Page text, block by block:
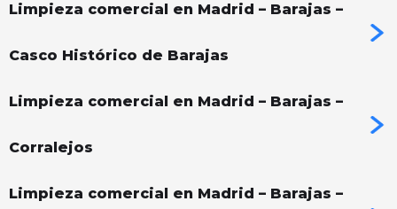
Limpieza comercial en Madrid – Barajas –
Casco Histórico de Barajas
Limpieza comercial en Madrid – Barajas –
Corralejos
Limpieza comercial en Madrid – Barajas –